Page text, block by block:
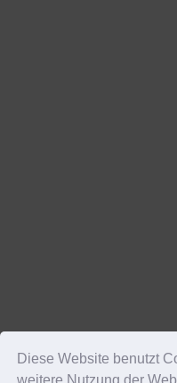
Diese Website benutzt
weitere Nutzung der